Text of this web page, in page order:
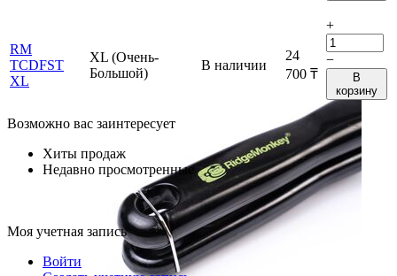
RM
TCDFST
XL
XL (Очень-
Большой)
В наличии
24
700 ₸
+
−
В
корзину
Возможно вас заинтересует
Хиты продаж
Недавно просмотренные
Моя учетная запись
Войти